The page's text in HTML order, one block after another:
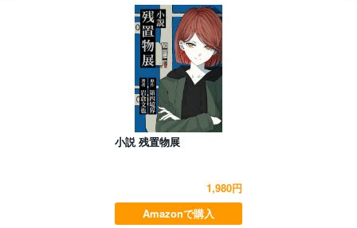
小説 残置物展
1,980円
Amazonで購入